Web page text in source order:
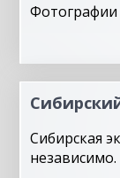
Фотографии
Сибирская
независимо.